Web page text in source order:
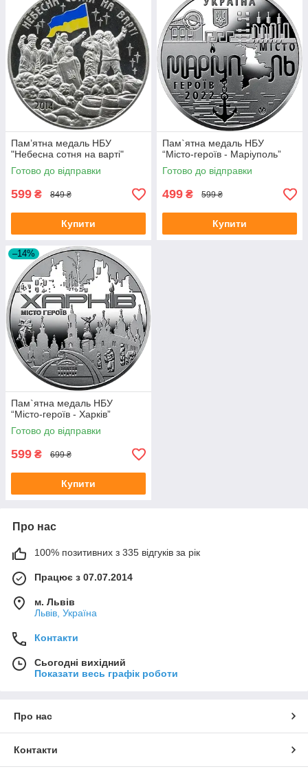
Пам’ятна медаль НБУ
"Небесна сотня на варті"
Готово до відправки
599 ₴ 849 ₴
Купити
Пам`ятна медаль НБУ
“Місто-героїв - Маріуполь”
Готово до відправки
499 ₴ 599 ₴
Купити
–14%
Пам`ятна медаль НБУ
“Місто-героїв - Харків”
Готово до відправки
599 ₴ 699 ₴
Купити
Про нас
100% позитивних з 335 відгуків за рік
Працює з 07.07.2014
м. Львів
Львів, Україна
Контакти
Сьогодні вихідний
Показати весь графік роботи
Про нас
Контакти